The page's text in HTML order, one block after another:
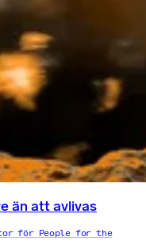
än att avlivas
för People for the